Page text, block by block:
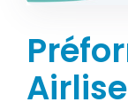
Contact